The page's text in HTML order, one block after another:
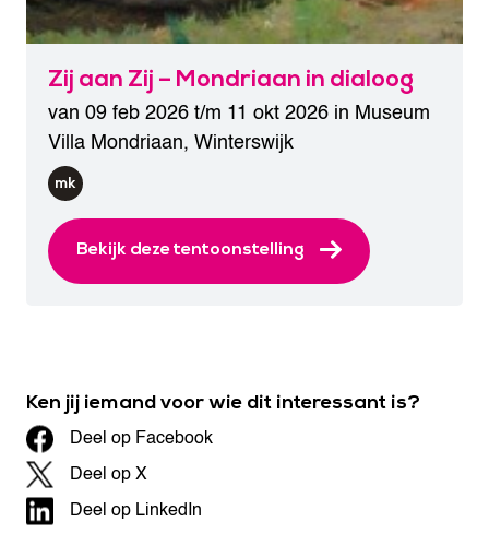
Zij aan Zij – Mondriaan in dialoog
van 09 feb 2026 t/m 11 okt 2026 in Museum
Villa Mondriaan, Winterswijk
Bekijk deze tentoonstelling
Ken jij iemand voor wie dit interessant is?
Deel op Facebook
Deel op X
Deel op LinkedIn